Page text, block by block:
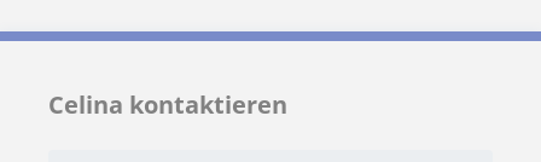
Celina kontaktieren